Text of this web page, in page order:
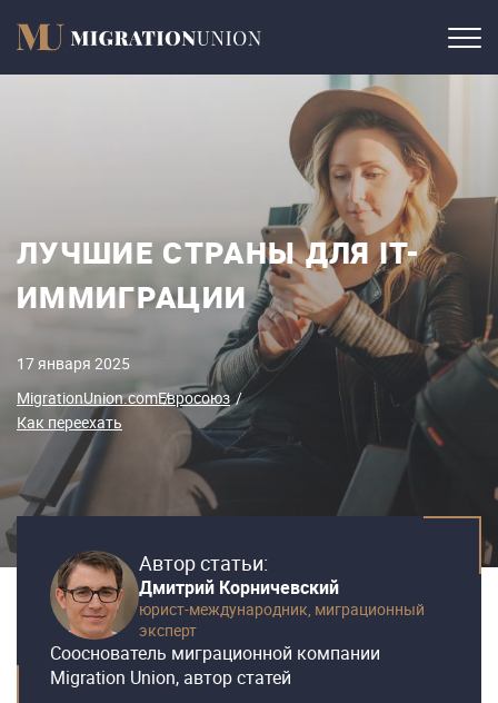
ЛУЧШИЕ СТРАНЫ ДЛЯ IT-
ИММИГРАЦИИ
17 января 2025
MigrationUnion.comЕвросоюз
Как переехать
Автор статьи:
Дмитрий Корничевский
юрист-международник, миграционный
эксперт
Сооснователь миграционной компании
Migration Union, автор статей